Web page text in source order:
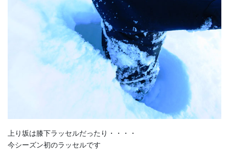
上り坂は膝下ラッセルだったり・・・・
今シーズン初のラッセルです